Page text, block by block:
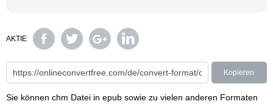
AKTIE
Kopieren
Sie können chm Datei in epub sowie zu vielen anderen Formaten